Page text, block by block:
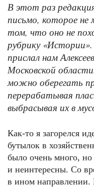
В этот раз
письмо, которое не
том, что оно не
рубрику
прислал нам
Московской
можно оберегать
перерабатывая
выбрасывая их в
Как-то я загорелся
бутылок в
было очень много,
и неинтересны. Со
в ином направлении.